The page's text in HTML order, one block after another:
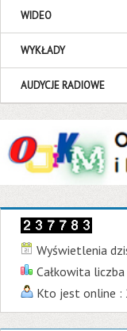
WIDEO
WYKŁADY
AUDYCJE RADIOWE
Wyświetlenia
Całkowita
Kto jest online :